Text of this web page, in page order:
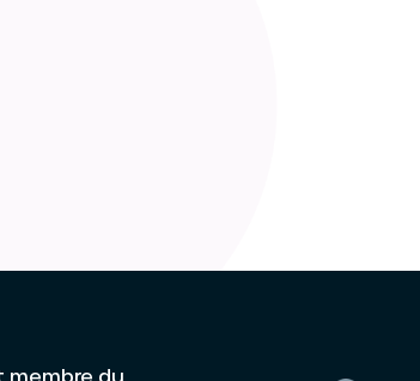
membre du